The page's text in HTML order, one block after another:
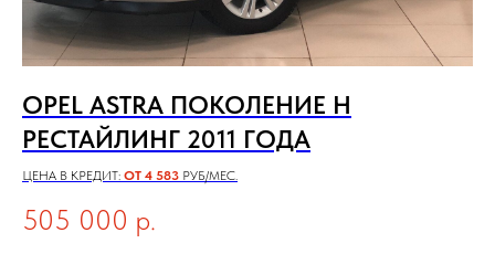
OPEL ASTRA ПОКОЛЕНИЕ H
РЕСТАЙЛИНГ 2011 ГОДА
ЦЕНА В КРЕДИТ: ОТ 4 583 РУБ/МЕС.
505 000 р.